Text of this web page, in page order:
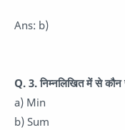
Ans: b)
Q. 3. निम्नलिखित में से कौन
a) Min
b) Sum